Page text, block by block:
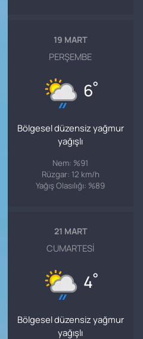
19 MART
PERŞEMBE
6°
Bölgesel düzensiz yağmur
yağışlı
Nem: %91
Rüzgar: 12 km/h
Yağış Olasılığı: %89
21 MART
CUMARTESI
4°
Bölgesel düzensiz yağmur
yağışlı